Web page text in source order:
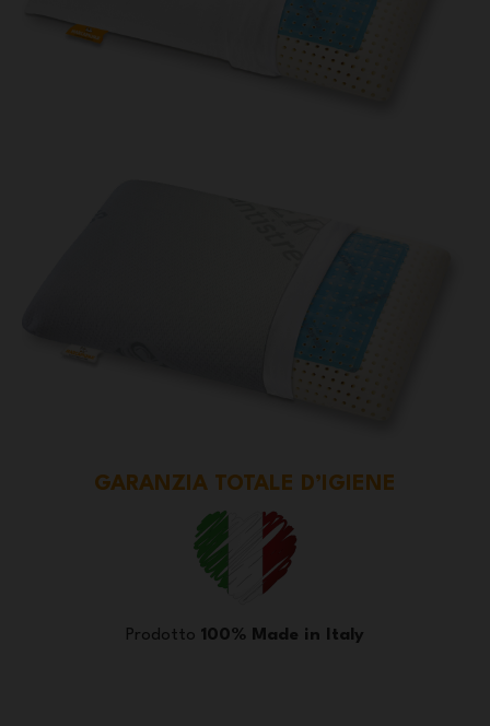
GARANZIA TOTALE D’IGIENE
Prodotto 100% Made in Italy